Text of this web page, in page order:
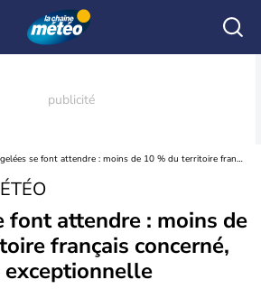
Les gelées se font attendre : moins de 10 % du territoire français concerné, une situation exceptionnelle
font attendre : moins de
français concerné,